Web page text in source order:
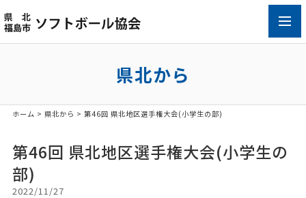
県北から
ホーム > 県北から > 第46回 県北地区選手権大会(小学生の部)
第46回 県北地区選手権大会(小学生の
部)
2022/11/27